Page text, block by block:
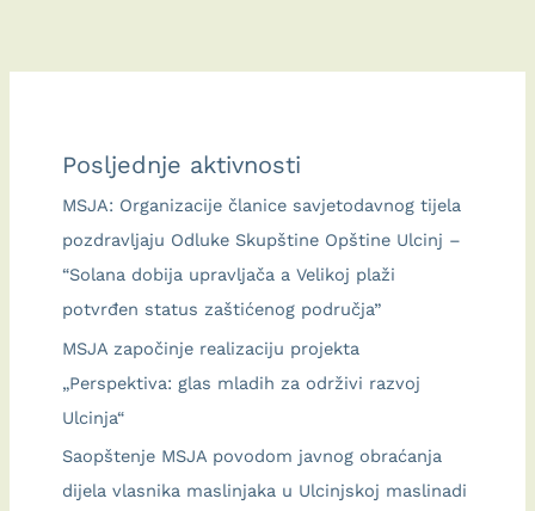
otpad
kreativnost
Posljednje aktivnosti
MSJA: Organizacije članice savjetodavnog tijela
pozdravljaju Odluke Skupštine Opštine Ulcinj –
“Solana dobija upravljača a Velikoj plaži
potvrđen status zaštićenog područja”
MSJA započinje realizaciju projekta
„Perspektiva: glas mladih za održivi razvoj
Ulcinja“
Saopštenje MSJA povodom javnog obraćanja
dijela vlasnika maslinjaka u Ulcinjskoj maslinadi